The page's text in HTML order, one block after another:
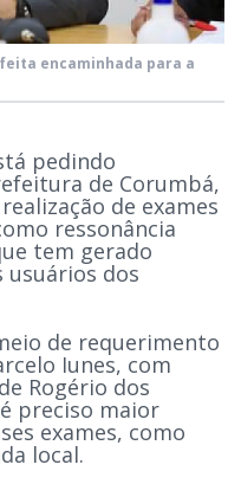
encaminhada para a
pedindo
de Corumbá,
de exames
ressonância
tem gerado
usuários dos
de requerimento
Iunes, com
Rogério dos
preciso maior
exames, como
local.